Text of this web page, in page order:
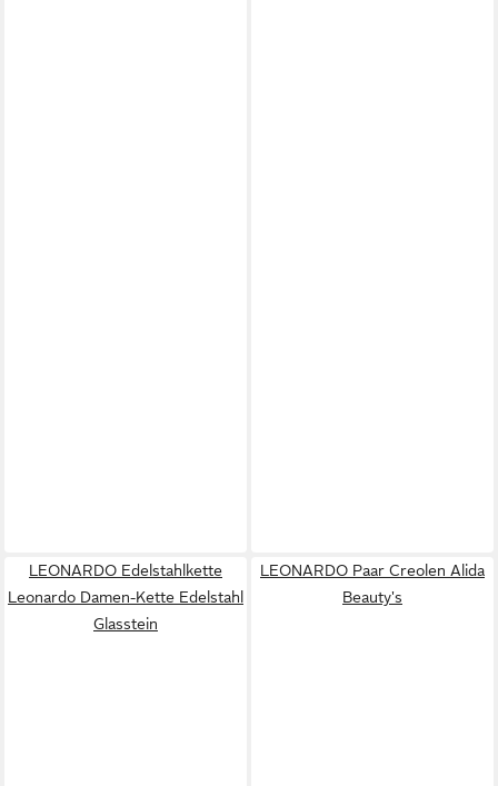
LEONARDO Edelstahlkette
Leonardo Damen-Kette Edelstahl
Glasstein
LEONARDO Paar Creolen Alida
Beauty's